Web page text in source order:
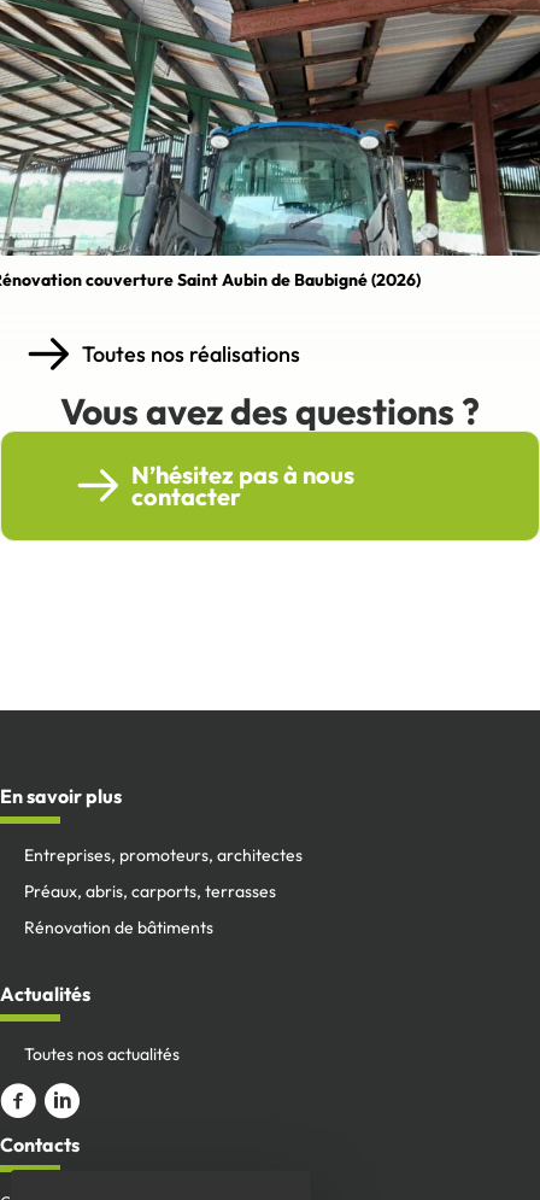
couverture Saint Aubin de Baubigné (2026)
Toutes nos réalisations
Vous avez des questions ?
N’hésitez pas à nous
contacter
En savoir plus
Entreprises, promoteurs, architectes
Préaux, abris, carports, terrasses
Rénovation de bâtiments
Actualités
Toutes nos actualités
Aller sur la page Facebook
ALler sur le compte Linkedin
Contacts